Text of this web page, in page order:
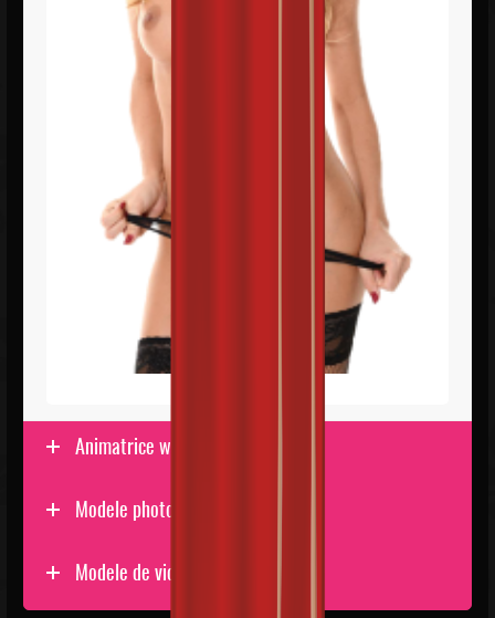
Animatrice webcam
Modele photo
Modele de video